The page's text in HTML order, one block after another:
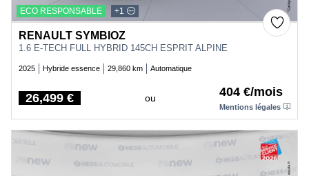
ECO RESPONSABLE +1
RENAULT SYMBIOZ
1.6 E-TECH FULL HYBRID 145CH ESPRIT ALPINE
2025 Hybride essence 29,860 km Automatique
Price
26,499 € ou 404 €/mois
Mentions légales